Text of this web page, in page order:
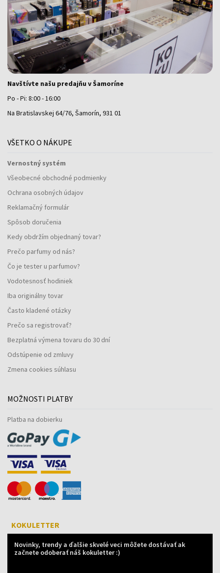
Navštívte našu predajňu v Šamoríne
Po - Pi: 8:00 - 16:00
Na Bratislavskej 64/76, Šamorín, 931 01
VŠETKO O NÁKUPE
Vernostný systém
Všeobecné obchodné podmienky
Ochrana osobných údajov
Reklamačný formulár
Spôsob doručenia
Kedy obdržím objednaný tovar?
Prečo parfumy od nás?
Čo je tester u parfumov?
Vodotesnosť hodiniek
Iba originálny tovar
Často kladené otázky
Prečo sa registrovať?
Bezplatná výmena tovaru do 30 dní
Odstúpenie od zmluvy
Zmena cookies súhlasu
MOŽNOSTI PLATBY
Platba na dobierku
KOKULETTER
Novinky, trendy a ďalšie skvelé veci môžete dostávať ak
začnete odoberať náš kokuletter :)